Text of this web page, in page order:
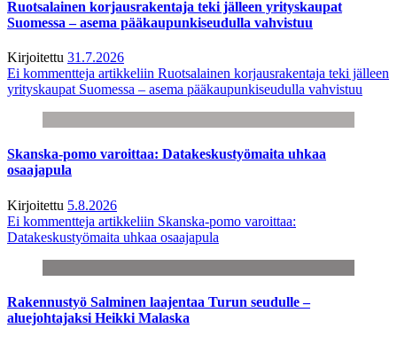
Ruotsalainen korjausrakentaja teki jälleen yrityskaupat
Suomessa – asema pääkaupunkiseudulla vahvistuu
Kirjoitettu 31.7.2026
Ei kommentteja artikkeliin Ruotsalainen korjausrakentaja teki jälleen
yrityskaupat Suomessa – asema pääkaupunkiseudulla vahvistuu
Skanska-pomo varoittaa: Datakeskustyömaita uhkaa
osaajapula
Kirjoitettu 5.8.2026
Ei kommentteja artikkeliin Skanska-pomo varoittaa:
Datakeskustyömaita uhkaa osaajapula
Rakennustyö Salminen laajentaa Turun seudulle –
aluejohtajaksi Heikki Malaska